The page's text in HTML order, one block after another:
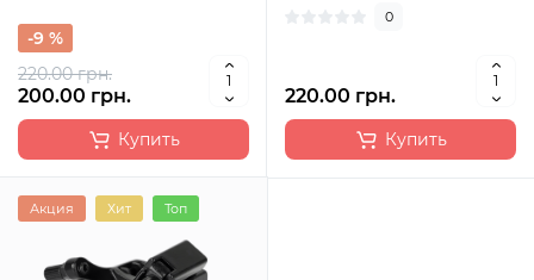
220.00 грн.
-9 %
200.00 грн.
Купить
0
220.00 грн.
Купить
Акция Хит Топ